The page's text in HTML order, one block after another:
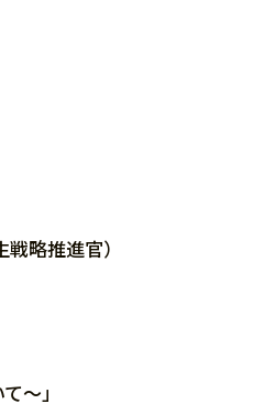
推進官）
」